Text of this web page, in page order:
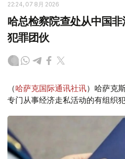
22:24, 07 8月 2026
哈总检察院查处从中国
犯罪团伙
（哈萨克国际通讯社讯）哈萨克
专门从事经济走私活动的有组织犯